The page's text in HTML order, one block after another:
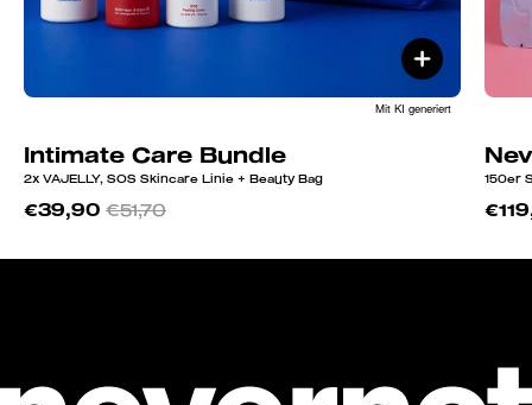
Mit KI generiert
Intimate Care Bundle
2x VAJELLY, SOS Skincare Linie + Beauty Bag
€39,90 €51,70
150er